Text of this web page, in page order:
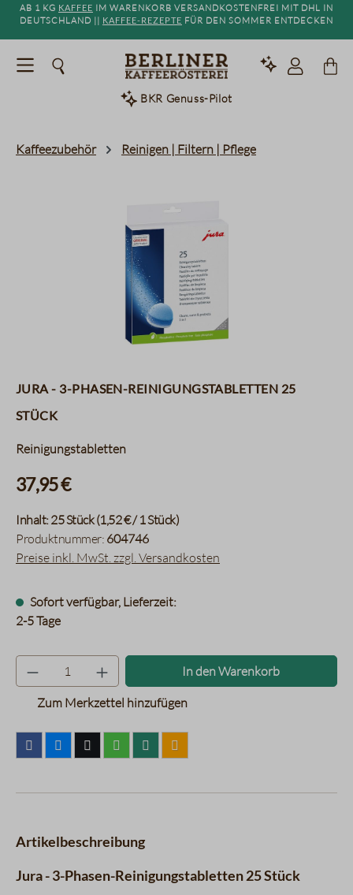
springen
Ab 1 kg Kaffee im Warenkorb versandkostenfrei mit DHL in
Deutschland || Kaffee-Rezepte für den Sommer entdecken
BKR Genuss-Pilot
Kaffeezubehör Reinigen | Filtern | Pflege
Jura - 3-Phasen-Reinigungstabletten 25
Stück
Reinigungstabletten
37,95 €
Inhalt:25 Stück(1,52 € / 1 Stück)
Produktnummer: 604746
Preise inkl. MwSt. zzgl. Versandkosten
Sofort verfügbar, Lieferzeit:
2-5 Tage
Produkt Anzahl: Gib den
In den Warenkorb
Zum Merkzettel hinzufügen
Artikelbeschreibung
Jura - 3-Phasen-Reinigungstabletten 25 Stück